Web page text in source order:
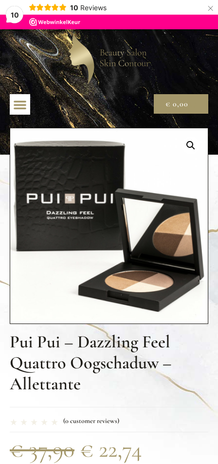
10
10 Reviews ×
€ 0,00
Pui Pui – Dazzling Feel
Quattro Oogschaduw –
Allettante
(0customer reviews)
€37,90 € 22,74